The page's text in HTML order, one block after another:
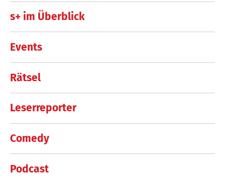
s+ im Überblick
Events
Rätsel
Leserreporter
Comedy
Podcast